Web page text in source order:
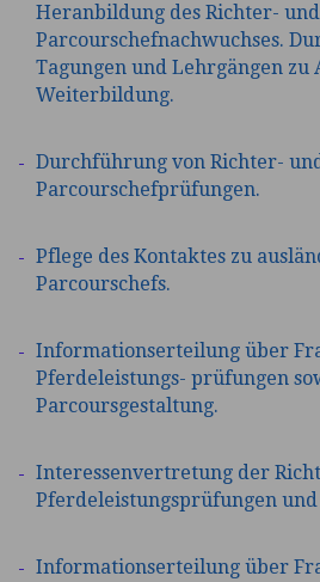
Heranbildung des Richter- und
Parcourschefnachwuchses.
Tagungen und Lehrgängen zu
Weiterbildung.
Durchführung von Richter-
Parcourschefprüfungen.
Pflege des Kontaktes zu
Parcourschefs.
Informationserteilung über
Pferdeleistungs- prüfungen
Parcoursgestaltung.
Interessenvertretung der
Pferdeleistungsprüfungen
Informationserteilung über